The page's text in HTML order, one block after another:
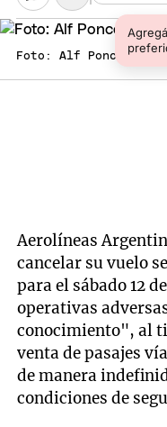
Foto: Alf Ponce / MDZ
Aerolíneas
cancelar su vuelo
para el sábado 12
operativas
conocimiento", al
venta de pasajes
de manera
condiciones de